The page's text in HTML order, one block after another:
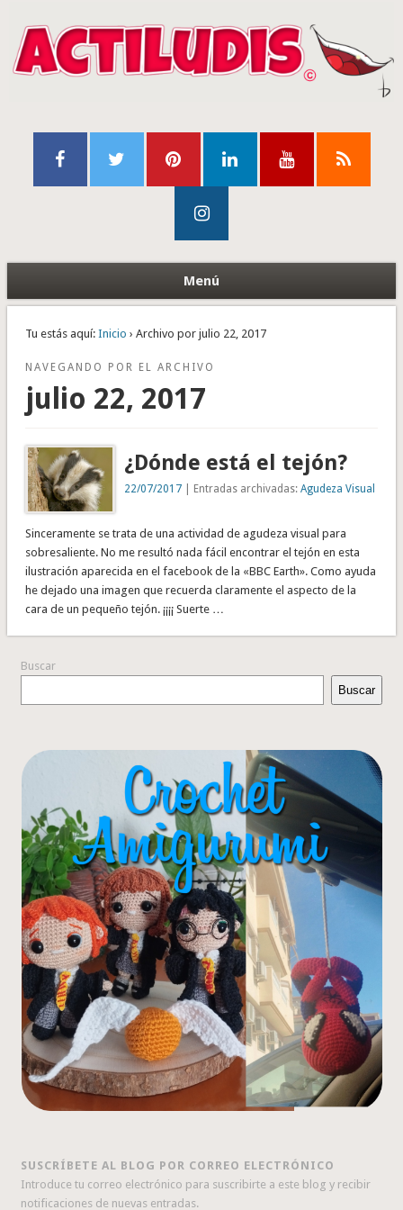
Menú
Tu estás aquí: Inicio › Archivo por julio 22, 2017
NAVEGANDO POR EL ARCHIVO
julio 22, 2017
¿Dónde está el tejón?
22/07/2017 | Entradas archivadas:Agudeza Visual
Sinceramente se trata de una actividad de agudeza visual para
sobresaliente. No me resultó nada fácil encontrar el tejón en esta
ilustración aparecida en el facebook de la «BBC Earth». Como ayuda
he dejado una imagen que recuerda claramente el aspecto de la
cara de un pequeño tejón. ¡¡¡¡ Suerte …
Buscar
Buscar
SUSCRÍBETE AL BLOG POR CORREO ELECTRÓNICO
Introduce tu correo electrónico para suscribirte a este blog y recibir
notificaciones de nuevas entradas.